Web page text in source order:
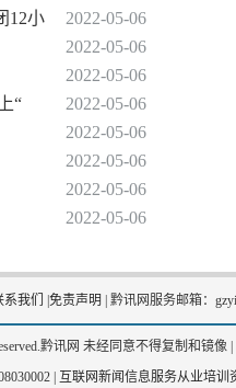
12小
2022-05-06
2022-05-06
2022-05-06
“
2022-05-06
2022-05-06
2022-05-06
2022-05-06
2022-05-06
系我们 免责声明 黔讯网服务邮箱：
黔讯网 未经同意不得复制和镜像 |
| 互联网新闻信息服务从业培训